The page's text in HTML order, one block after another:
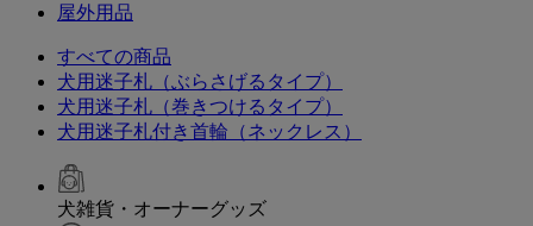
屋外用品
すべての商品
犬用迷子札（ぶらさげるタイプ）
犬用迷子札（巻きつけるタイプ）
犬用迷子札付き首輪（ネックレス）
犬雑貨・オーナーグッズ